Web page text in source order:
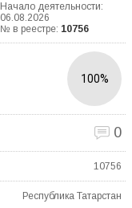
Начало деятельности:
06.08.2026
№ в реестре: 10756
100%
0
10756
Республика Татарстан